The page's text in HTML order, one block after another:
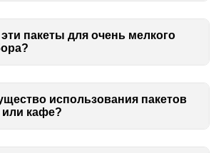
пакеты для очень мелкого
использования пакетов
кафе?